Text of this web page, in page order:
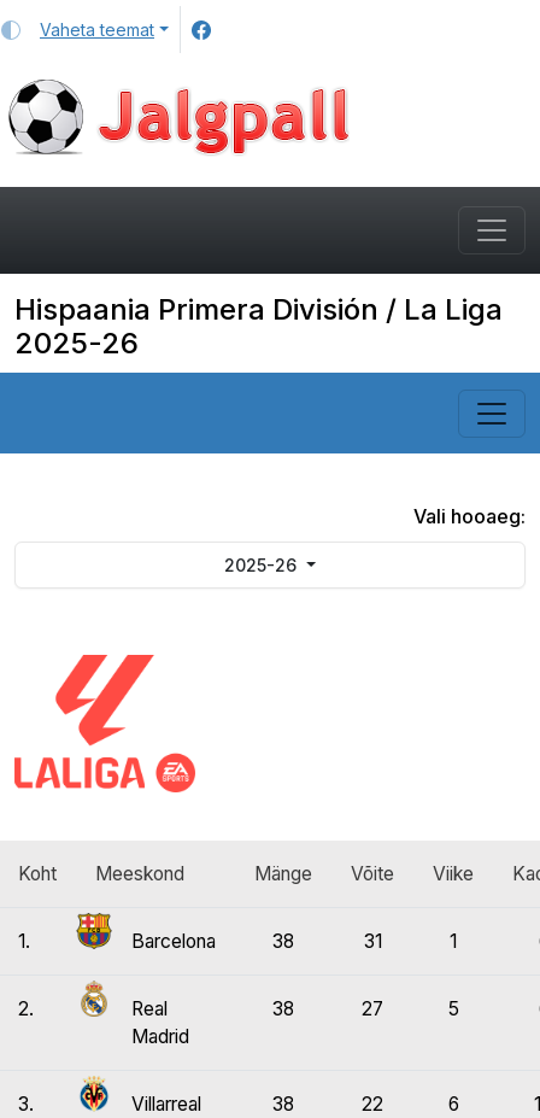
Vaheta teemat
Hispaania Primera División / La Liga
2025-26
Vali hooaeg:
2025-26
Koht Meeskond Mänge Võite Viike
1. Barcelona 38 31 1
2.
Real
Madrid
38 27 5
3. Villarreal 38 22 6